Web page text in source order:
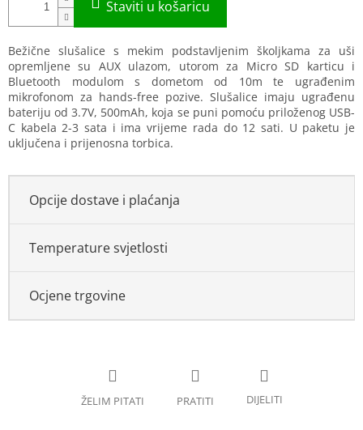
Bežične slušalice s mekim podstavljenim školjkama za uši
opremljene su AUX ulazom, utorom za Micro SD karticu i
Bluetooth modulom s dometom od 10m te ugrađenim
mikrofonom za hands-free pozive. Slušalice imaju ugrađenu
bateriju od 3.7V, 500mAh, koja se puni pomoću priloženog USB-
C kabela 2-3 sata i ima vrijeme rada do 12 sati. U paketu je
uključena i prijenosna torbica.
Opcije dostave i plaćanja
Temperature svjetlosti
Ocjene trgovine